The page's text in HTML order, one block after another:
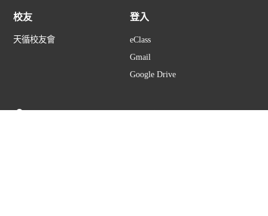
校友
天循校友會
登入
eClass
Gmail
Google Drive